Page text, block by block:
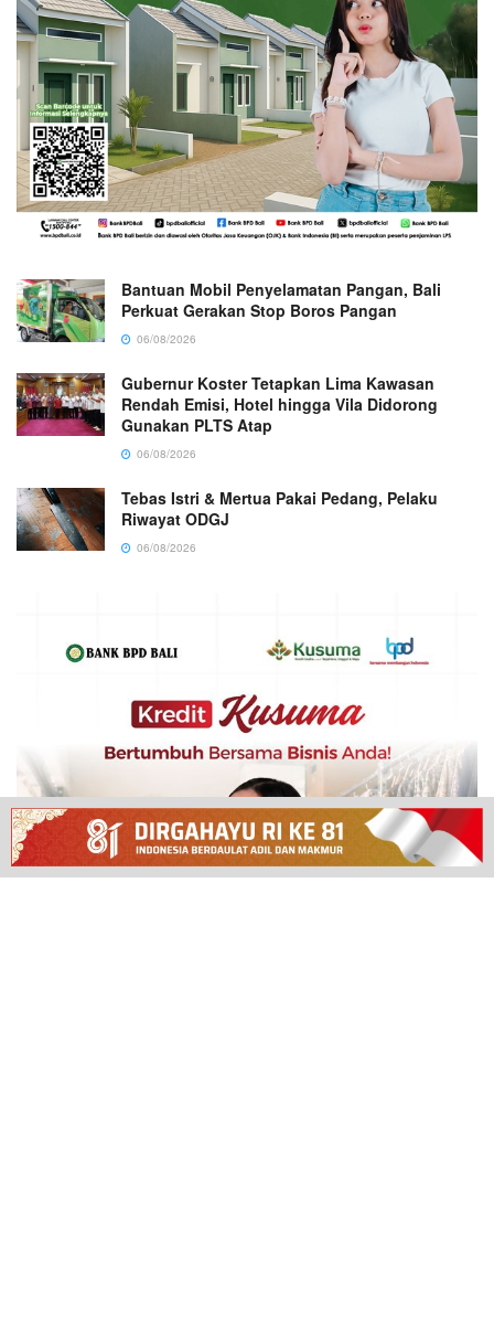
Bantuan Mobil Penyelamatan Pangan, Bali
Perkuat Gerakan Stop Boros Pangan
06/08/2026
Gubernur Koster Tetapkan Lima Kawasan
Rendah Emisi, Hotel hingga Vila Didorong
Gunakan PLTS Atap
06/08/2026
Tebas Istri & Mertua Pakai Pedang, Pelaku
Riwayat ODGJ
06/08/2026